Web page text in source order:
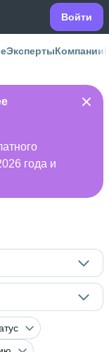
Войти
ЭкспертыКомпании
года и